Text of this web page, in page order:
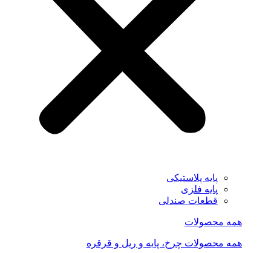
پایه پلاستیکی
پایه فلزی
قطعات صندلی
همه محصولات
همه محصولات چرخ، پایه و ریل و قرقره